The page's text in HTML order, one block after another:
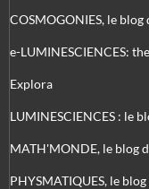
COSMOGONIES, le
e-LUMINESCIENCES:
Explora
LUMINESCIENCES : le
MATH'MONDE, le blog
PHYSMATIQUES, le